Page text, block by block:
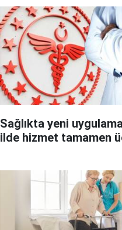
Sağlıkta yeni
ilde hizmet tamamen